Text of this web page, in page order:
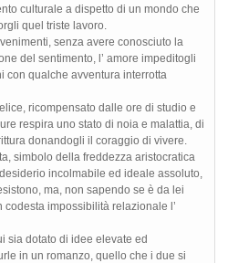
culturale a dispetto di un mondo che
quel triste lavoro.
senza avere conosciuto la
del sentimento, l’ amore impeditogli
con qualche avventura interrotta
ricompensato dalle ore di studio e
respira uno stato di noia e malattia, di
donandogli il coraggio di vivere.
simbolo della freddezza aristocratica
incolmabile ed ideale assoluto,
ma, non sapendo se è da lei
impossibilità relazionale l’
sia dotato di idee elevate ed
in un romanzo, quello che i due si